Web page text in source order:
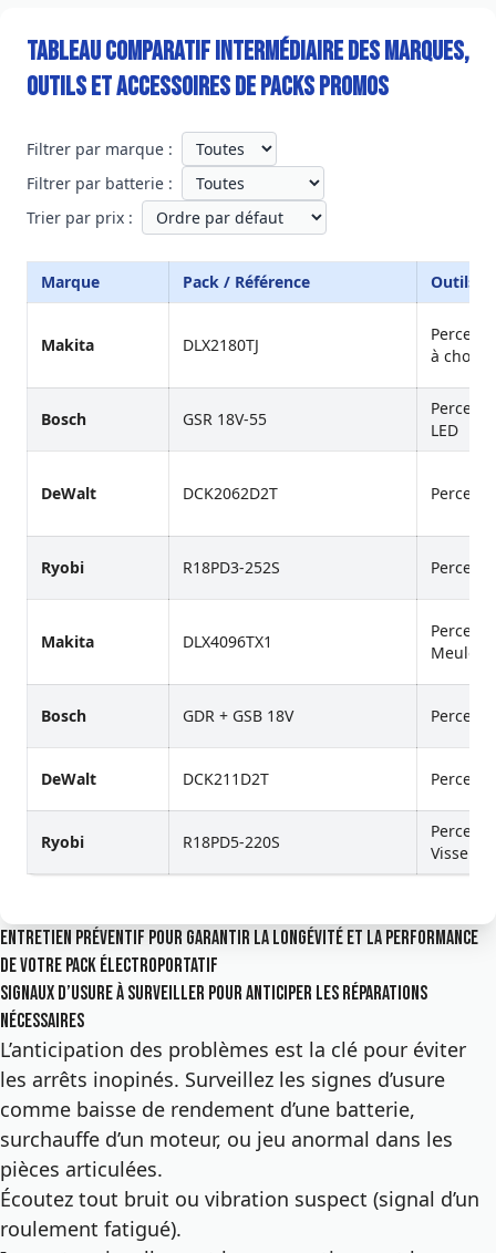
Tableau comparatif intermédiaire des marques,
outils et accessoires de packs promos
Filtrer par marque :
Filtrer par batterie :
Trier par prix :
Marque Pack / Référence Outils
Makita DLX2180TJ
à chocs
Bosch GSR 18V-55
LED
DeWalt DCK2062D2T
Ryobi R18PD3-252S
Makita DLX4096TX1
Bosch GDR + GSB 18V
DeWalt DCK211D2T
Ryobi R18PD5-220S
Visseuse
Entretien préventif pour garantir la longévité et la performance
de votre pack électroportatif
Signaux d’usure à surveiller pour anticiper les réparations
nécessaires
L’anticipation des problèmes est la clé pour éviter
les arrêts inopinés. Surveillez les signes d’usure
comme baisse de rendement d’une batterie,
surchauffe d’un moteur, ou jeu anormal dans les
pièces articulées.
Écoutez tout bruit ou vibration suspect (signal d’un
roulement fatigué).